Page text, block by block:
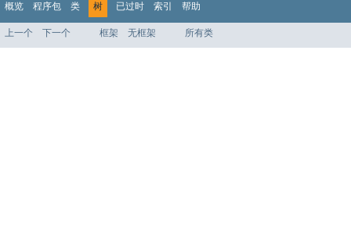
概览 程序包 类 树 已过时 索引 帮助
上一个 下一个 框架 无框架 所有类